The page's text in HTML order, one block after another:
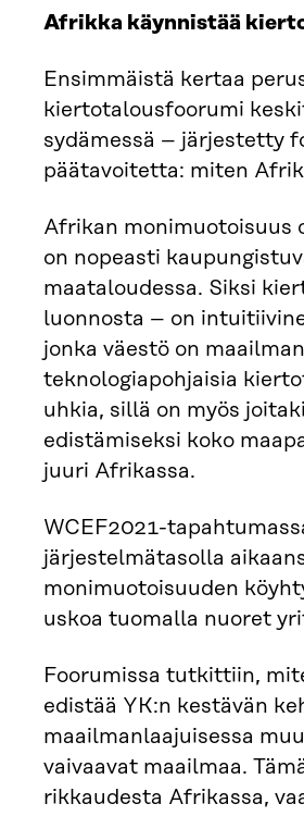
Afrikka käynnistää
Ensimmäistä kertaa
kiertotalousfoorumi
sydämessä – järjestetty
päätavoitetta: miten
Afrikan monimuotoisuus
on nopeasti
maataloudessa. Siksi
luonnosta – on
jonka väestö on
teknologiapohjaisia
uhkia, sillä on myös
edistämiseksi koko
juuri Afrikassa.
WCEF2021-
järjestelmätasolla
monimuotoisuuden
uskoa tuomalla nuoret
Foorumissa tutkittiin,
edistää YK:n kestävän
maailmanlaajuisessa
vaivaavat maailmaa.
rikkaudesta Afrikassa,